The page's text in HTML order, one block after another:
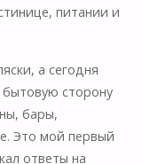
питании и
а сегодня
бытовую сторону
бары,
Это мой первый
ответы на